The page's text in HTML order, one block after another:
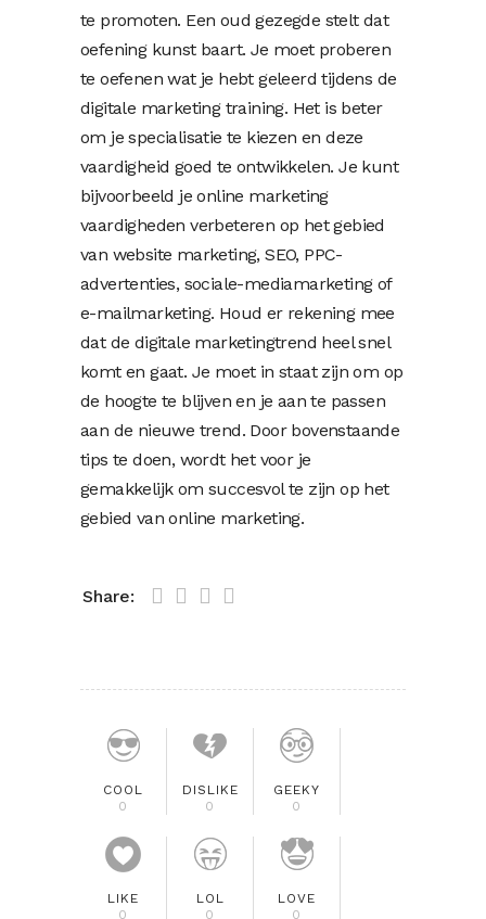
te promoten. Een oud gezegde stelt dat
oefening kunst baart. Je moet proberen
te oefenen wat je hebt geleerd tijdens de
digitale marketing training. Het is beter
om je specialisatie te kiezen en deze
vaardigheid goed te ontwikkelen. Je kunt
bijvoorbeeld je online marketing
vaardigheden verbeteren op het gebied
van website marketing, SEO, PPC-
advertenties, sociale-mediamarketing of
e-mailmarketing. Houd er rekening mee
dat de digitale marketingtrend heel snel
komt en gaat. Je moet in staat zijn om op
de hoogte te blijven en je aan te passen
aan de nieuwe trend. Door bovenstaande
tips te doen, wordt het voor je
gemakkelijk om succesvol te zijn op het
gebied van online marketing.
Share:
COOL
0
DISLIKE
0
GEEKY
0
LIKE
0
LOL
0
LOVE
0